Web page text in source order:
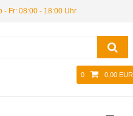
- Fr: 08:00 - 18:00 Uhr
0 0,00 EUR